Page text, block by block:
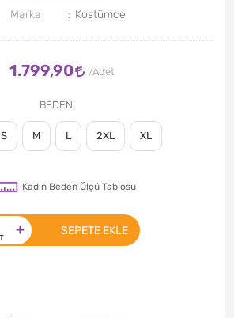
Marka Kostümce
1.799,90
BEDEN
S M L 2XL XL
Kadın Beden Ölçü Tablosu
+ SEPETE EKLE